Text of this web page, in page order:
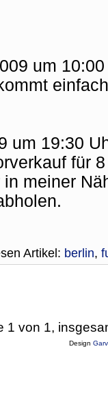
um
um 19:30
für
meiner
Artikel: berlin,
1 von 1,
Design